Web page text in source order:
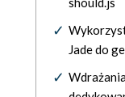
Jade do